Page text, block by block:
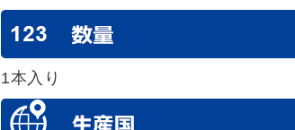
1本入り